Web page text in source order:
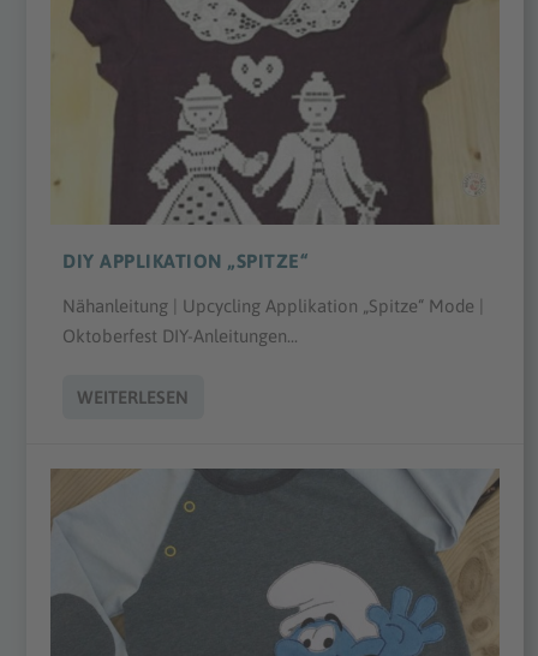
DIY APPLIKATION „SPITZE“
Nähanleitung | Upcycling Applikation „Spitze“ Mode |
Oktoberfest DIY-Anleitungen...
WEITERLESEN